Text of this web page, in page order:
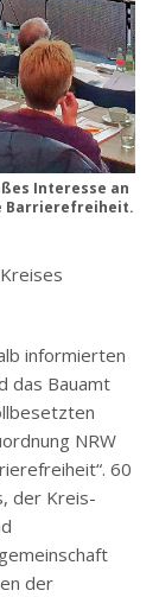
Interesse an
Barrierefreiheit.
informierten
das Bauamt
NRW
60
der Kreis-
der